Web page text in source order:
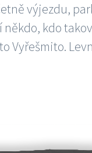
výjezdu,
někdo, kdo
Vyřešmito.